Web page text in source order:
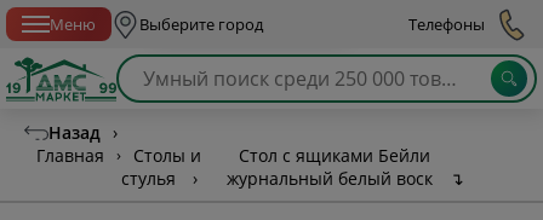
Меню Выберите город Телефоны
Назад ›
Главная
›
Столы и
стулья
›
Стол с ящиками Бейли
журнальный белый воск
↴